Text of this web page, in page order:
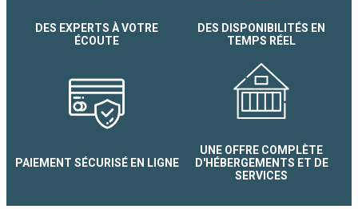
DES EXPERTS À VOTRE
ÉCOUTE
DES DISPONIBILITÉS EN
TEMPS RÉEL
PAIEMENT SÉCURISÉ EN LIGNE
UNE OFFRE COMPLÈTE
D'HÉBERGEMENTS ET DE
SERVICES